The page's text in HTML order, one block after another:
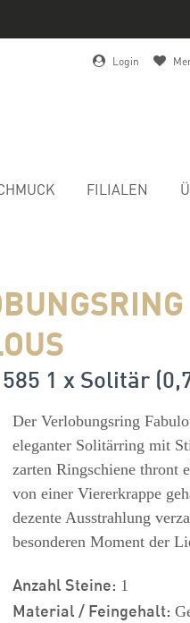
Login
FILIALEN
1 x Solitär
Der Verlobungsring
eleganter Solitärring mit
zarten Ringschiene thront
von einer Viererkrappe
dezente Ausstrahlung
besonderen Moment der
Anzahl Steine: 1
Material / Feingehalt: